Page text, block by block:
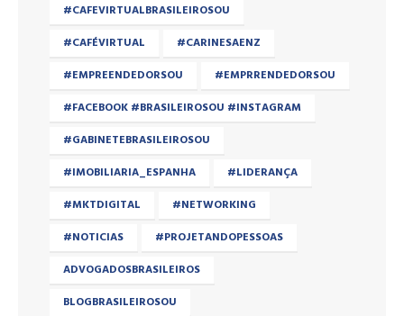
#CAFEVIRTUALBRASILEIROSOU
#CAFÉVIRTUAL
#CARINESAENZ
#EMPREENDEDORSOU
#EMPRRENDEDORSOU
#FACEBOOK #BRASILEIROSOU #INSTAGRAM
#GABINETEBRASILEIROSOU
#IMOBILIARIA_ESPANHA
#LIDERANÇA
#MKTDIGITAL
#NETWORKING
#NOTICIAS
#PROJETANDOPESSOAS
ADVOGADOSBRASILEIROS
BLOGBRASILEIROSOU